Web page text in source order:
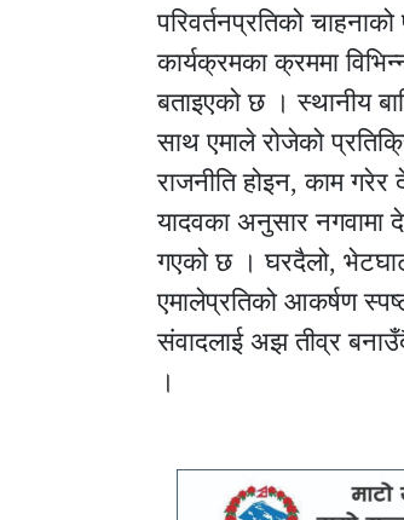
परिवर्तनप्रतिको
कार्यक्रमका क्रममा
बताइएको छ । स्थानीय
साथ एमाले रोजेको
राजनीति होइन, काम
यादवका अनुसार नगवामा
गएको छ । घरदैलो, भेटघाट
एमालेप्रतिको आकर्षण
संवादलाई अझ तीव्र
।